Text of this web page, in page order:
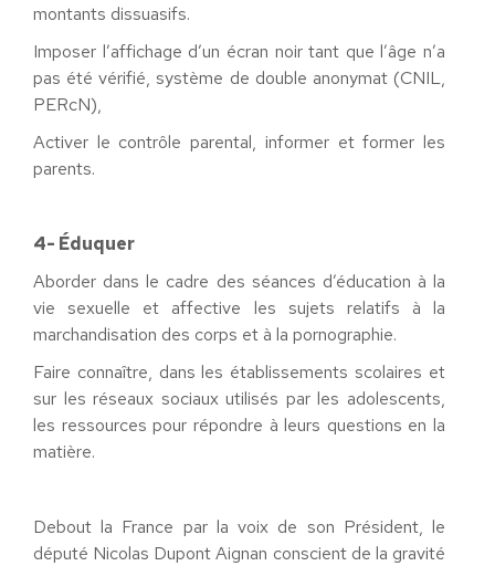
montants dissuasifs.
Imposer l’affichage d’un écran noir tant que l’âge n’a
pas été vérifié, système de double anonymat (CNIL,
PERcN),
Activer le contrôle parental, informer et former les
parents.
4- Éduquer
Aborder dans le cadre des séances d’éducation à la
vie sexuelle et affective les sujets relatifs à la
marchandisation des corps et à la pornographie.
Faire connaître, dans les établissements scolaires et
sur les réseaux sociaux utilisés par les adolescents,
les ressources pour répondre à leurs questions en la
matière.
Debout la France par la voix de son Président, le
député Nicolas Dupont Aignan conscient de la gravité